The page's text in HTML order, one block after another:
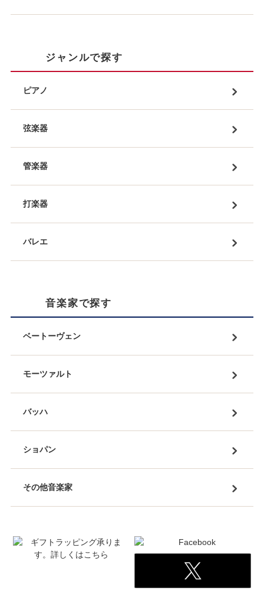
ジャンルで探す
ピアノ
弦楽器
管楽器
打楽器
バレエ
音楽家で探す
ベートーヴェン
モーツァルト
バッハ
ショパン
その他音楽家